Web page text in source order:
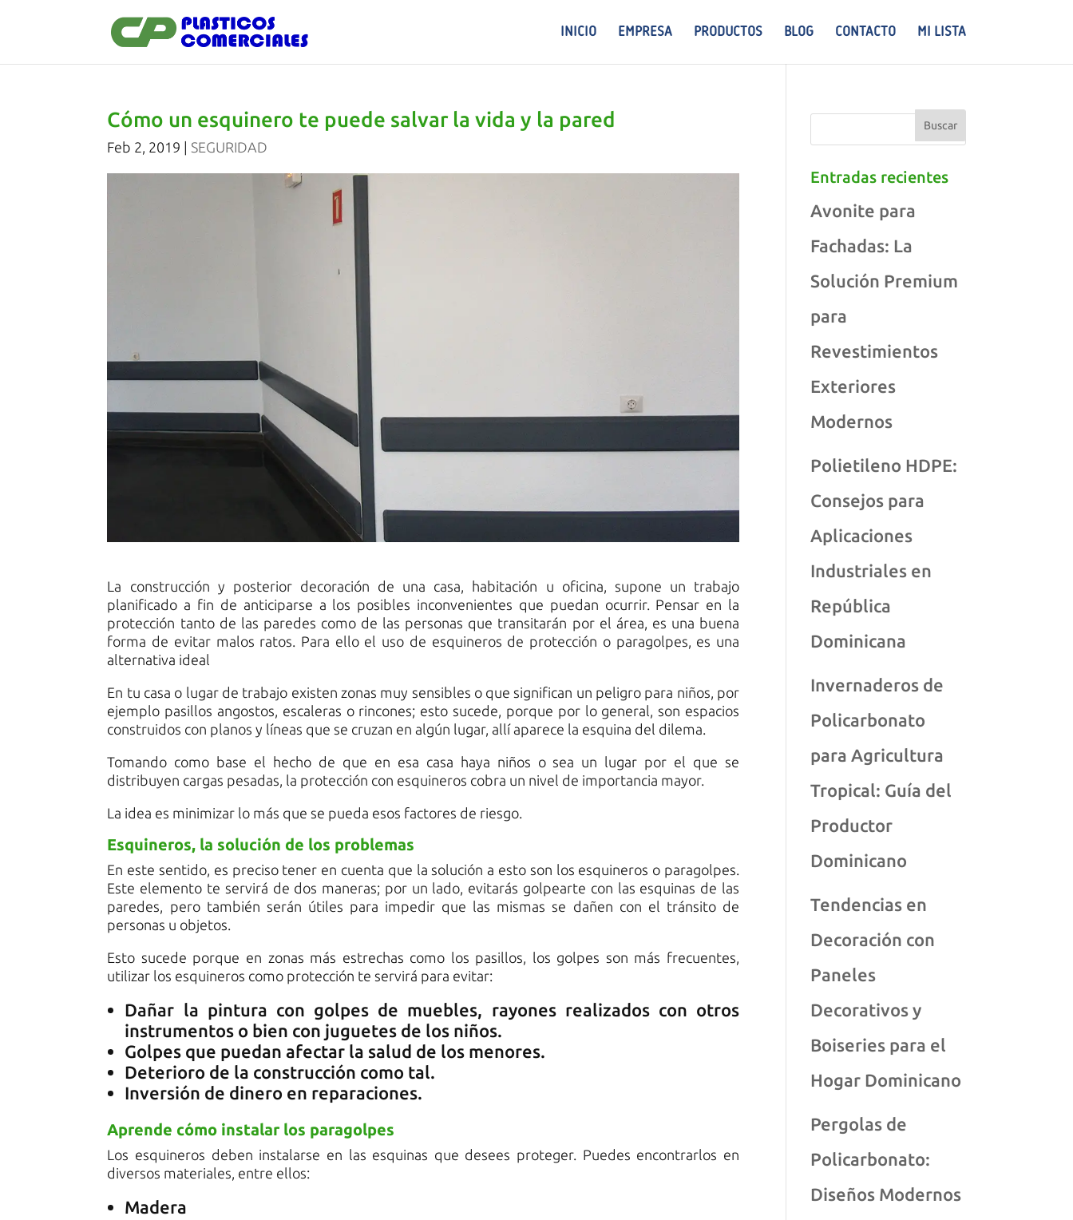
INICIO EMPRESA PRODUCTOS BLOG CONTACTO MI LISTA
Cómo un esquinero te puede salvar la vida y la pared
Feb 2, 2019 SEGURIDAD
La construcción y posterior decoración de una casa, habitación u oficina, supone un trabajo
planificado a fin de anticiparse a los posibles inconvenientes que puedan ocurrir. Pensar en la
protección tanto de las paredes como de las personas que transitarán por el área, es una buena
forma de evitar malos ratos. Para ello el uso de esquineros de protección o paragolpes, es una
alternativa ideal
En tu casa o lugar de trabajo existen zonas muy sensibles o que significan un peligro para niños, por
ejemplo pasillos angostos, escaleras o rincones; esto sucede, porque por lo general, son espacios
construidos con planos y líneas que se cruzan en algún lugar, allí aparece la esquina del dilema.
Tomando como base el hecho de que en esa casa haya niños o sea un lugar por el que se
distribuyen cargas pesadas, la protección con esquineros cobra un nivel de importancia mayor.
La idea es minimizar lo más que se pueda esos factores de riesgo.
Esquineros, la solución de los problemas
En este sentido, es preciso tener en cuenta que la solución a esto son los esquineros o paragolpes.
Este elemento te servirá de dos maneras; por un lado, evitarás golpearte con las esquinas de las
paredes, pero también serán útiles para impedir que las mismas se dañen con el tránsito de
personas u objetos.
Esto sucede porque en zonas más estrechas como los pasillos, los golpes son más frecuentes,
utilizar los esquineros como protección te servirá para evitar:
Dañar la pintura con golpes de muebles, rayones realizados con otros
instrumentos o bien con juguetes de los niños.
Golpes que puedan afectar la salud de los menores.
Deterioro de la construcción como tal.
Inversión de dinero en reparaciones.
Aprende cómo instalar los paragolpes
Los esquineros deben instalarse en las esquinas que desees proteger. Puedes encontrarlos en
diversos materiales, entre ellos:
Madera
Entradas recientes
Avonite para
Fachadas: La
Solución Premium
para
Revestimientos
Exteriores
Modernos
Polietileno HDPE:
Consejos para
Aplicaciones
Industriales en
República
Dominicana
Invernaderos de
Policarbonato
para Agricultura
Tropical: Guía del
Productor
Dominicano
Tendencias en
Decoración con
Paneles
Decorativos y
Boiseries para el
Hogar Dominicano
Pergolas de
Policarbonato:
Diseños Modernos